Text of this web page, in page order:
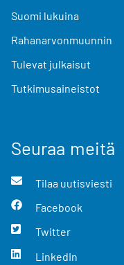
Suomi lukuina
Rahanarvonmuunnin
Tulevat julkaisut
Tutkimusaineistot
Seuraa meitä
Tilaa uutisviesti
Facebook
Twitter
LinkedIn